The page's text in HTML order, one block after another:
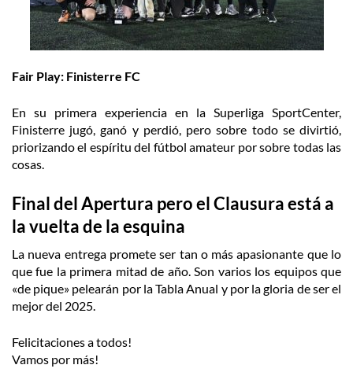
Fair Play: Finisterre FC
En su primera experiencia en la Superliga SportCenter,
Finisterre jugó, ganó y perdió, pero sobre todo se divirtió,
priorizando el espíritu del fútbol amateur por sobre todas las
cosas.
Final del Apertura pero el Clausura está a
la vuelta de la esquina
La nueva entrega promete ser tan o más apasionante que lo
que fue la primera mitad de año. Son varios los equipos que
«de pique» pelearán por la Tabla Anual y por la gloria de ser el
mejor del 2025.
Felicitaciones a todos!
Vamos por más!